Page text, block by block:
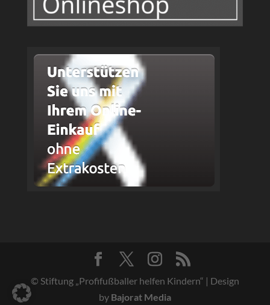
© Stiftung „Profifußballer helfen Kindern“ | Design
by Bajorat Media